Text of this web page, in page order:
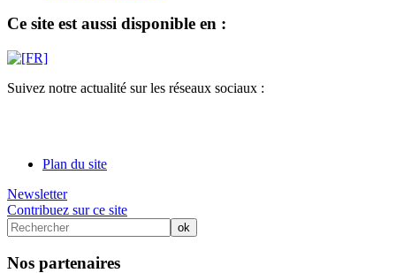
Ce site est aussi disponible en :
Suivez notre actualité sur les réseaux sociaux :
Plan du site
Newsletter
Contribuez sur ce site
Nos partenaires